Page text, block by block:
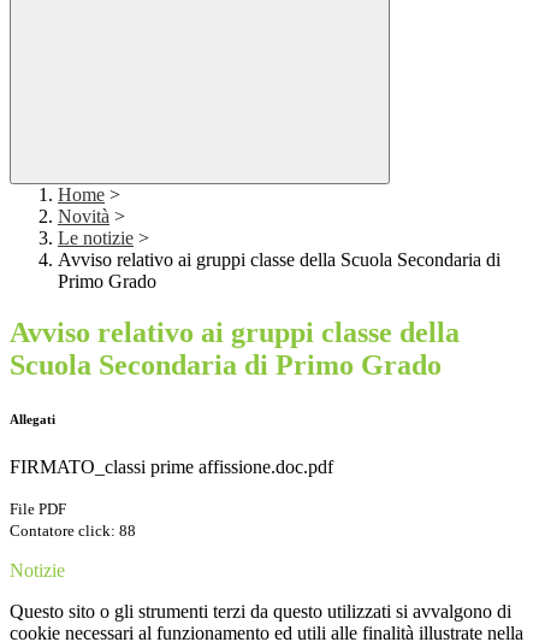
Home >
Novità >
Le notizie >
Avviso relativo ai gruppi classe della Scuola Secondaria di
Primo Grado
Avviso relativo ai gruppi classe della
Scuola Secondaria di Primo Grado
Allegati
FIRMATO_classi prime affissione.doc.pdf
File PDF
Contatore click: 88
Notizie
Questo sito o gli strumenti terzi da questo utilizzati si avvalgono di
cookie necessari al funzionamento ed utili alle finalità illustrate nella